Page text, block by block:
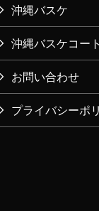
沖縄バスケ
沖縄バスケコート
お問い合わせ
プライバシーポ